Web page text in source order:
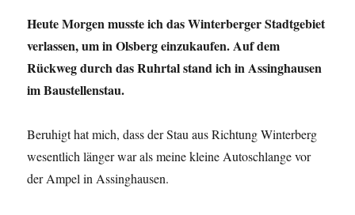
Heute Morgen musste ich das Winterberger Stadtgebiet
verlassen, um in Olsberg einzukaufen. Auf dem
Rückweg durch das Ruhrtal stand ich in Assinghausen
im Baustellenstau.
Beruhigt hat mich, dass der Stau aus Richtung Winterberg
wesentlich länger war als meine kleine Autoschlange vor
der Ampel in Assinghausen.